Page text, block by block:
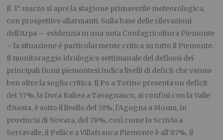
Il 1° marzo si apre la stagione primaverile meteorologica,
con prospettive allarmanti. Sulla base delle rilevazioni
dell’Arpa – evidenzia in una nota Confagricoltura Piemonte
– la situazione è particolarmente critica su tutto il Piemonte.
Il monitoraggio idrologico settimanale dei deflussi dei
principali fiumi piemontesi indica livelli di deficit che vanno
ben oltre la soglia critica. Il Po a Torino presenta un deficit
del 57%, la Dora Baltea a Tavagnasco, ai confini con la Valle
d’Aosta, è sotto il livello del 51%, l’Agogna a Momo, in
provincia di Novara, del 78%, così come lo Scrivia a
Serravalle, il Pellice a Villafranca Piemonte è all’87%, il